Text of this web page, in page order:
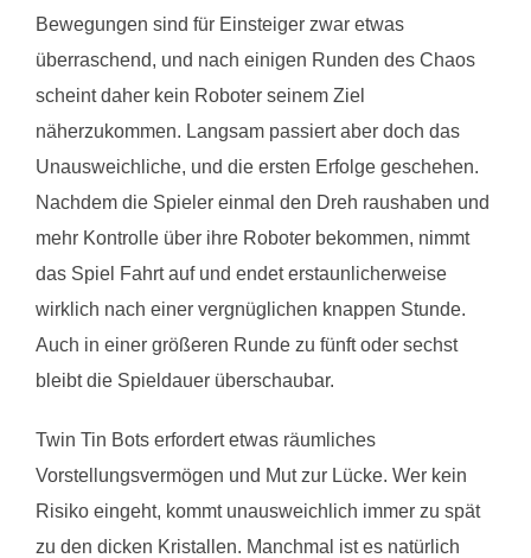
Bewegungen sind für Einsteiger zwar etwas
überraschend, und nach einigen Runden des Chaos
scheint daher kein Roboter seinem Ziel
näherzukommen. Langsam passiert aber doch das
Unausweichliche, und die ersten Erfolge geschehen.
Nachdem die Spieler einmal den Dreh raushaben und
mehr Kontrolle über ihre Roboter bekommen, nimmt
das Spiel Fahrt auf und endet erstaunlicherweise
wirklich nach einer vergnüglichen knappen Stunde.
Auch in einer größeren Runde zu fünft oder sechst
bleibt die Spieldauer überschaubar.
Twin Tin Bots erfordert etwas räumliches
Vorstellungsvermögen und Mut zur Lücke. Wer kein
Risiko eingeht, kommt unausweichlich immer zu spät
zu den dicken Kristallen. Manchmal ist es natürlich